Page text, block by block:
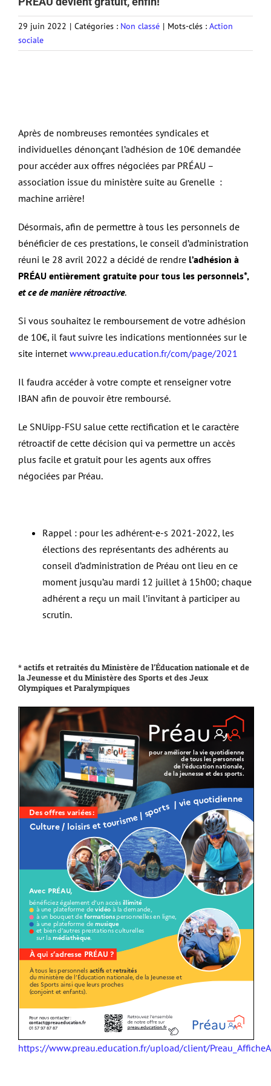
29 juin 2022 | Catégories : Non classé | Mots-clés : Action
sociale
Après de nombreuses remontées syndicales et
individuelles dénonçant l’adhésion de 10€ demandée
pour accéder aux offres négociées par PRÉAU –
association issue du ministère suite au Grenelle :
machine arrière!
Désormais, afin de permettre à tous les personnels de
bénéficier de ces prestations, le conseil d’administration
réuni le 28 avril 2022 a décidé de rendre l’adhésion à
PRÉAU entièrement gratuite pour tous les personnels*,
et ce de manière rétroactive.
Si vous souhaitez le remboursement de votre adhésion
de 10€, il faut suivre les indications mentionnées sur le
site internetwww.preau.education.fr/com/page/2021
Il faudra accéder à votre compte et renseigner votre
IBAN afin de pouvoir être remboursé.
Le SNUipp-FSU salue cette rectification et le caractère
rétroactif de cette décision qui va permettre un accès
plus facile et gratuit pour les agents aux offres
négociées par Préau.
Rappel : pour les adhérent-e-s 2021-2022, les
élections des représentants des adhérents au
conseil d’administration de Préau ont lieu en ce
moment jusqu’au mardi 12 juillet à 15h00; chaque
adhérent a reçu un mail l’invitant à participer au
scrutin.
* actifs et retraités du Ministère de l’Éducation nationale et de
la Jeunesse et du Ministère des Sports et des Jeux
Olympiques et Paralympiques
https://www.preau.education.fr/upload/client/